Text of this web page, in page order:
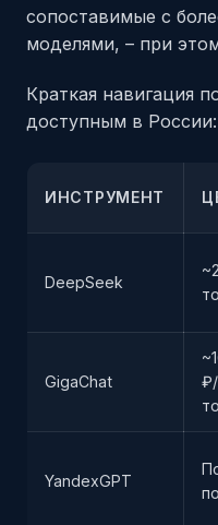
сопоставимые с
моделями, – при
Краткая навигация
доступным в России:
ИНСТРУМЕНТ
DeepSeek
GigaChat
₽/
YandexGPT